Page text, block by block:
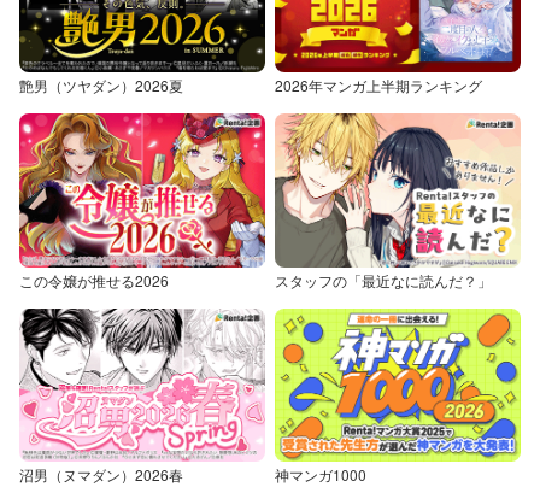
艶男（ツヤダン）2026夏 2026年マンガ上半期ランキング
この令嬢が推せる2026 スタッフの「最近なに読んだ？」
沼男（ヌマダン）2026春 神マンガ1000